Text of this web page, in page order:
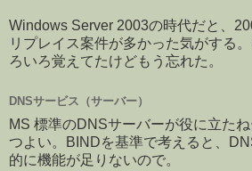
Windows Server 2003の時代だと、
リプレイス案件が多かった気がする
ろいろ覚えてたけどもう忘れた。
DNSサービス（サーバー）
MS 標準のDNSサーバーが役に立た
つよい。BINDを基準で考えると、
的に機能が足りないので。